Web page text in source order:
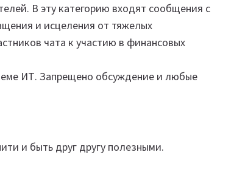
В эту категорию входят сообщения с
и исцеления от тяжелых
чата к участию в финансовых
ИТ. Запрещено обсуждение и любые
и быть друг другу полезными.